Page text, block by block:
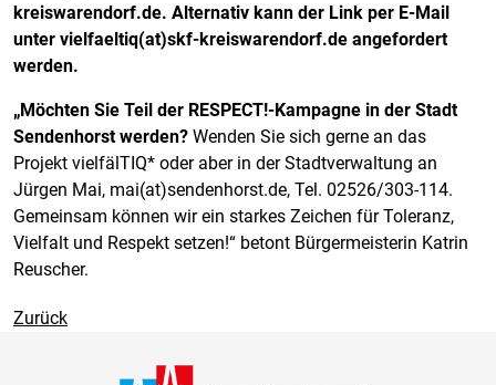
kreiswarendorf.de. Alternativ kann der Link per E-Mail
unter vielfaeltiq(at)skf-kreiswarendorf.de angefordert
werden.
„Möchten Sie Teil der RESPECT!-Kampagne in der Stadt
Sendenhorst werden? Wenden Sie sich gerne an das
Projekt vielfälTIQ* oder aber in der Stadtverwaltung an
Jürgen Mai, mai(at)sendenhorst.de, Tel. 02526/303-114.
Gemeinsam können wir ein starkes Zeichen für Toleranz,
Vielfalt und Respekt setzen!“ betont Bürgermeisterin Katrin
Reuscher.
Zurück